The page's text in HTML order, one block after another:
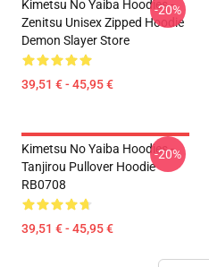
Kimetsu No Yaiba Hoodies -
Zenitsu Unisex Zipped Hoodie
Demon Slayer Store
39,51 € - 45,95 €
-20%
Kimetsu No Yaiba Hoodies -
Tanjirou Pullover Hoodie
RB0708
39,51 € - 45,95 €
-20%